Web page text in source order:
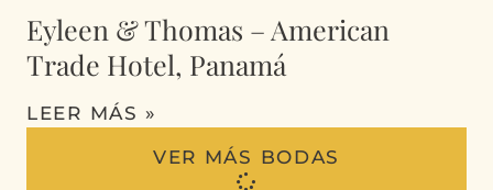
Eyleen & Thomas – American
Trade Hotel, Panamá
LEER MÁS »
VER MÁS BODAS